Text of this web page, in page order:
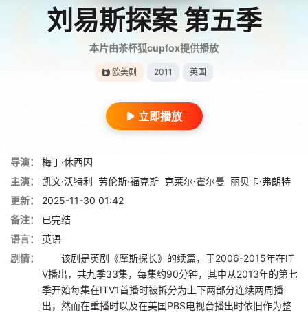
刘易斯探案 第五季
本片由茶杯狐cupfox提供播放
欧美剧 2011 英国
立即播放
导演：
梅丁·休西因
主演：
凯文·沃特利 劳伦斯·福克斯 克莱尔·霍尔曼 丽贝卡·弗朗特
更新：
2025-11-30 01:42
备注：
已完结
语言：
英语
剧情：
该剧是英剧《摩斯探长》的续篇，于2006-2015年在IT
V播出，共九季33集，每集约90分钟，其中从2013年的第七
季开始每集在ITV1首播时被拆分为上下两部分连续两周播
出，然而在重播时以及在美国PBS电视台播出时依旧作为整